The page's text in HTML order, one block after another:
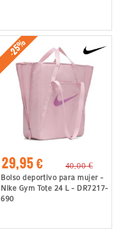
-25%
29,95 €
40,00 €
Bolso deportivo para mujer -
Nike Gym Tote 24 L - DR7217-
690